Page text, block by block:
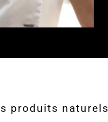
produits naturels